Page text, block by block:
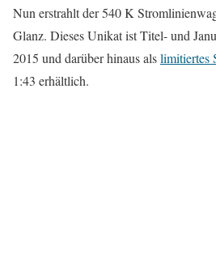
Nun erstrahlt der 540 K
Glanz. Dieses Unikat ist Titel- und
2015 und darüber hinaus alslimitiertes
1:43 erhältlich.